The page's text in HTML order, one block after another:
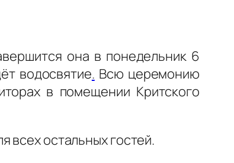
она в понедельник 6
водосвятие. Всю церемонию
в помещении Критского
всех остальных гостей.